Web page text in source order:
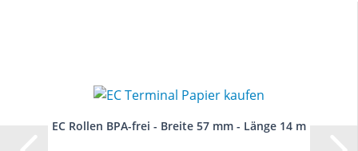
EC Rollen BPA-frei - Breite 57 mm - Länge 14 m